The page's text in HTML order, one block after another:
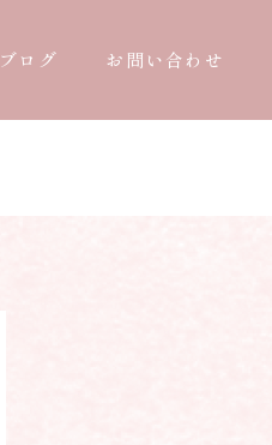
ブログ お問い合わせ